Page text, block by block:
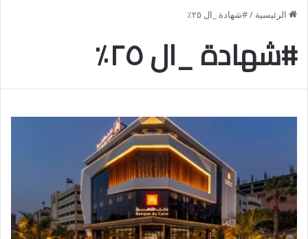
الرئيسية /#شهادة _ال ٢٥٪
#شهادة _ال ٢٥٪